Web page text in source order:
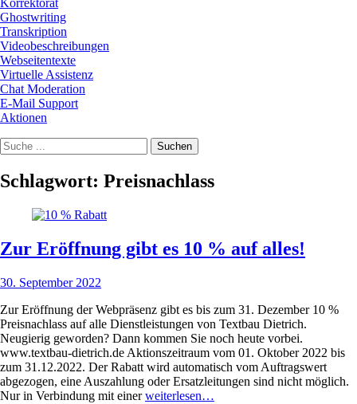
Ghostwriting
Transkription
Videobeschreibungen
Webseitentexte
Virtuelle Assistenz
Chat Moderation
E-Mail Support
Aktionen
Suchen
Suche
nach:
Schlagwort: Preisnachlass
Zur Eröffnung gibt es 10 % auf alles!
Posted
30. September 2022
Zur Eröffnung der Webpräsenz gibt es bis zum 31. Dezember 10 %
Preisnachlass auf alle Dienstleistungen von Textbau Dietrich.
Neugierig geworden? Dann kommen Sie noch heute vorbei.
www.textbau-dietrich.de Aktionszeitraum vom 01. Oktober 2022 bis
zum 31.12.2022. Der Rabatt wird automatisch vom Auftragswert
abgezogen, eine Auszahlung oder Ersatzleitungen sind nicht möglich.
Nur in Verbindung mit einerweiterlesen…